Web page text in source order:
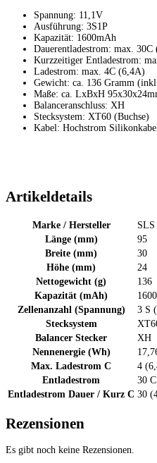
Spannung: 11,1V
Ausführung: 3S1P
Kapazität: 1600mAh
Dauerentladestrom: max. 30C
Kurzzeitiger Entladestrom:
Ladestrom: max. 4C (6,4A)
Gewicht: ca. 136 Gramm
Maße: ca. LxBxH
Balanceranschluss: XH
Stecksystem: XT60 (Buchse)
Kabel: Hochstrom
Artikeldetails
Marke / Hersteller
SLS
Länge (mm)
95
Breite (mm)
30
Höhe (mm)
24
Nettogewicht (g)
136
Kapazität (mAh)
1600
Zellenanzahl (Spannung)
3 S
Stecksystem
Balancer Stecker
XH
Nennenergie (Wh)
Max. Ladestrom C
4
Entladestrom
30 C
Entladestrom Dauer / Kurz C 30
Rezensionen
Es gibt noch keine Rezensionen.